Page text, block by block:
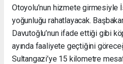
Otoyolu’nun hizmete girmesiyle
yoğunluğu rahatlayacak.
Davutoğlu’nun ifade ettiği gibi
ayında faaliyete geçtiğini
Sultangazi’ye 15 kilometre